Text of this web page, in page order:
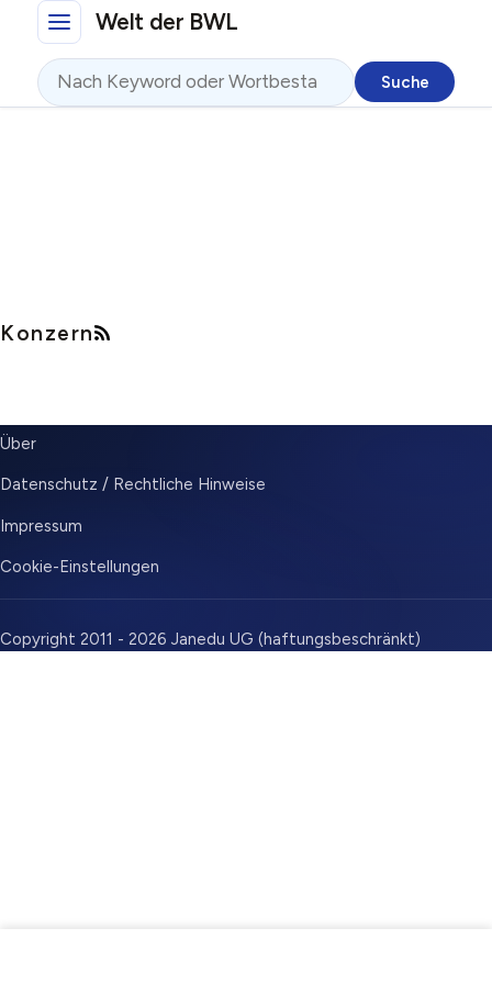
Direkt zum InhaltWelt der BWL
Suche
Konzern
SUBMENU
Über
Datenschutz / Rechtliche Hinweise
Impressum
Cookie-Einstellungen
Copyright 2011 - 2026 Janedu UG (haftungsbeschränkt)